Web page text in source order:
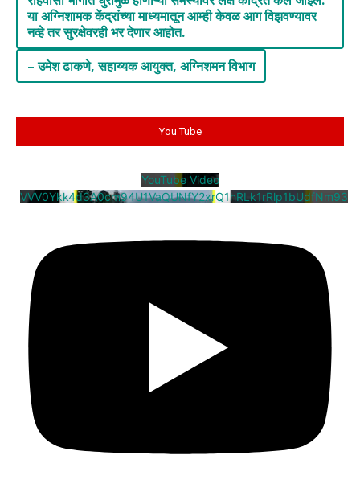
या अग्निशामक केंद्रांच्या माध्यमातून आम्ही केवळ आग विझवण्यावर
नव्हे तर सुरक्षेवरही भर देणार आहोत.
– उमेश ढाकणे,सहाय्यक आयुक्त, अग्निशमन विभाग
You Tube
YouTube Video
VVV0Ykk4d3A0cm94U1VaQUNfY2xrQ1hRLk1rRlp1bUdfNm93